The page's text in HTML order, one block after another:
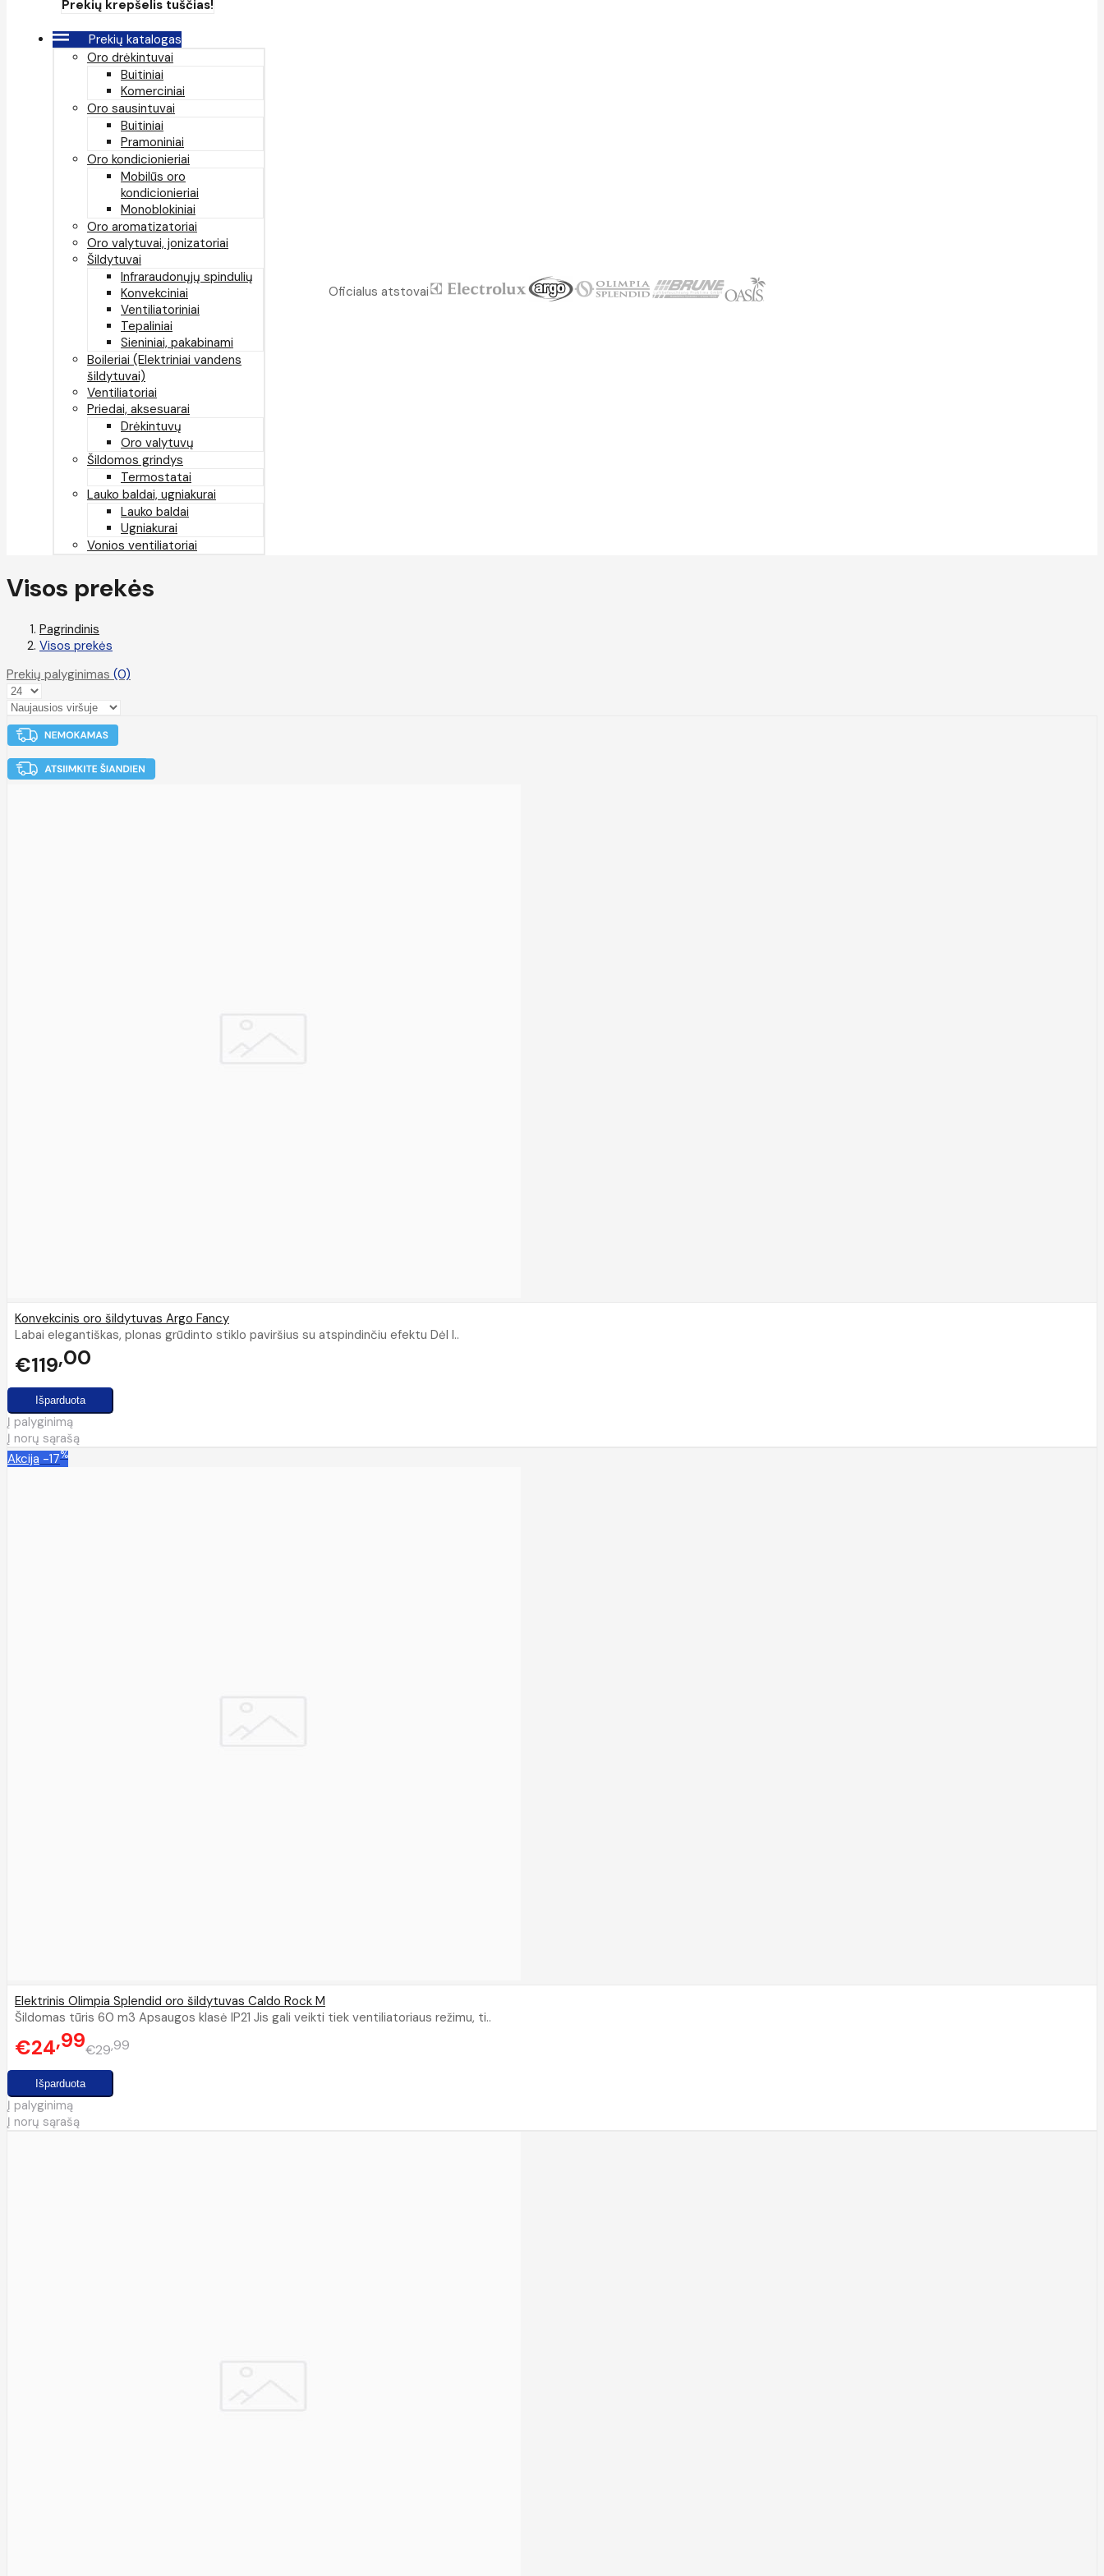
Prekių krepšelis tuščias!
Prekių katalogas
Oro drėkintuvai
Buitiniai
Komerciniai
Oro sausintuvai
Buitiniai
Pramoniniai
Oro kondicionieriai
Mobilūs oro
kondicionieriai
Monoblokiniai
Oro aromatizatoriai
Oro valytuvai, jonizatoriai
Šildytuvai
Infraraudonųjų spindulių
Konvekciniai
Ventiliatoriniai
Tepaliniai
Sieniniai, pakabinami
Boileriai (Elektriniai vandens
šildytuvai)
Ventiliatoriai
Priedai, aksesuarai
Drėkintuvų
Oro valytuvų
Šildomos grindys
Termostatai
Lauko baldai, ugniakurai
Lauko baldai
Ugniakurai
Vonios ventiliatoriai
Oficialus atstovai
Visos prekės
Pagrindinis
Visos prekės
Prekių palyginimas (0)
Konvekcinis oro šildytuvas Argo Fancy
Labai elegantiškas, plonas grūdinto stiklo paviršius su atspindinčiu efektu Dėl I..
€119 00
Į palyginimą
Į norų sąrašą
Akcija -17%
Elektrinis Olimpia Splendid oro šildytuvas Caldo Rock M
Šildomas tūris 60 m3 Apsaugos klasė IP21 Jis gali veikti tiek ventiliatoriaus režimu, ti..
€24 99€2999
Į palyginimą
Į norų sąrašą